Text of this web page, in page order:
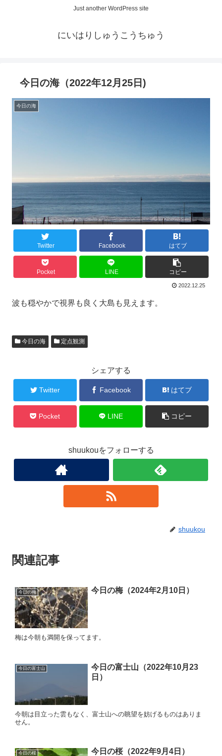
Just another WordPress site
にいはりしゅうこうちゅう
今日の海（2022年12月25日)
今日の海
Twitter Facebook はてブ
Pocket LINE コピー
2022.12.25
波も穏やかで視界も良く大島も見えます。
今日の海 定点観測
シェアする
Twitter Facebook はてブ
Pocket LINE コピー
shuukouをフォローする
shuukou
関連記事
今日の梅 今日の梅（2024年2月10日）
梅は今朝も満開を保ってます。
今日の富士山
今日の富士山（2022年10月23
日）
今朝は目立った雲もなく、富士山への眺望を妨げるものはありま
せん。
今日の桜 今日の桜（2022年9月4日）